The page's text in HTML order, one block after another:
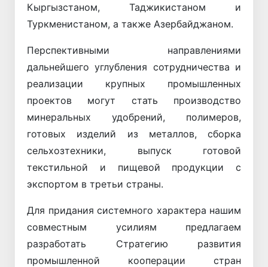
Кыргызстаном, Таджикистаном и
Туркменистаном, а также Азербайджаном.
Перспективными направлениями
дальнейшего углубления сотрудничества и
реализации крупных промышленных
проектов могут стать производство
минеральных удобрений, полимеров,
готовых изделий из металлов, сборка
сельхозтехники, выпуск готовой
текстильной и пищевой продукции с
экспортом в третьи страны.
Для придания системного характера нашим
совместным усилиям предлагаем
разработать Стратегию развития
промышленной кооперации стран